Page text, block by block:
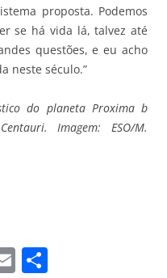
proposta. Podemos
se há vida lá, talvez até
questões, e eu acho
neste século.”
do planeta Proxima b
Imagem: ESO/M.
E